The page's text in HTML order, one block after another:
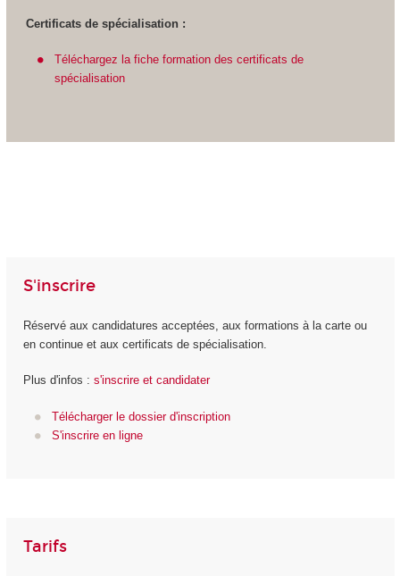
Certificats de spécialisation :
Téléchargez la fiche formation des certificats de
spécialisation
S'inscrire
Réservé aux candidatures acceptées, aux formations à la carte ou
en continue et aux certificats de spécialisation.
Plus d'infos : s'inscrire et candidater
Télécharger le dossier d'inscription
S'inscrire en ligne
Tarifs